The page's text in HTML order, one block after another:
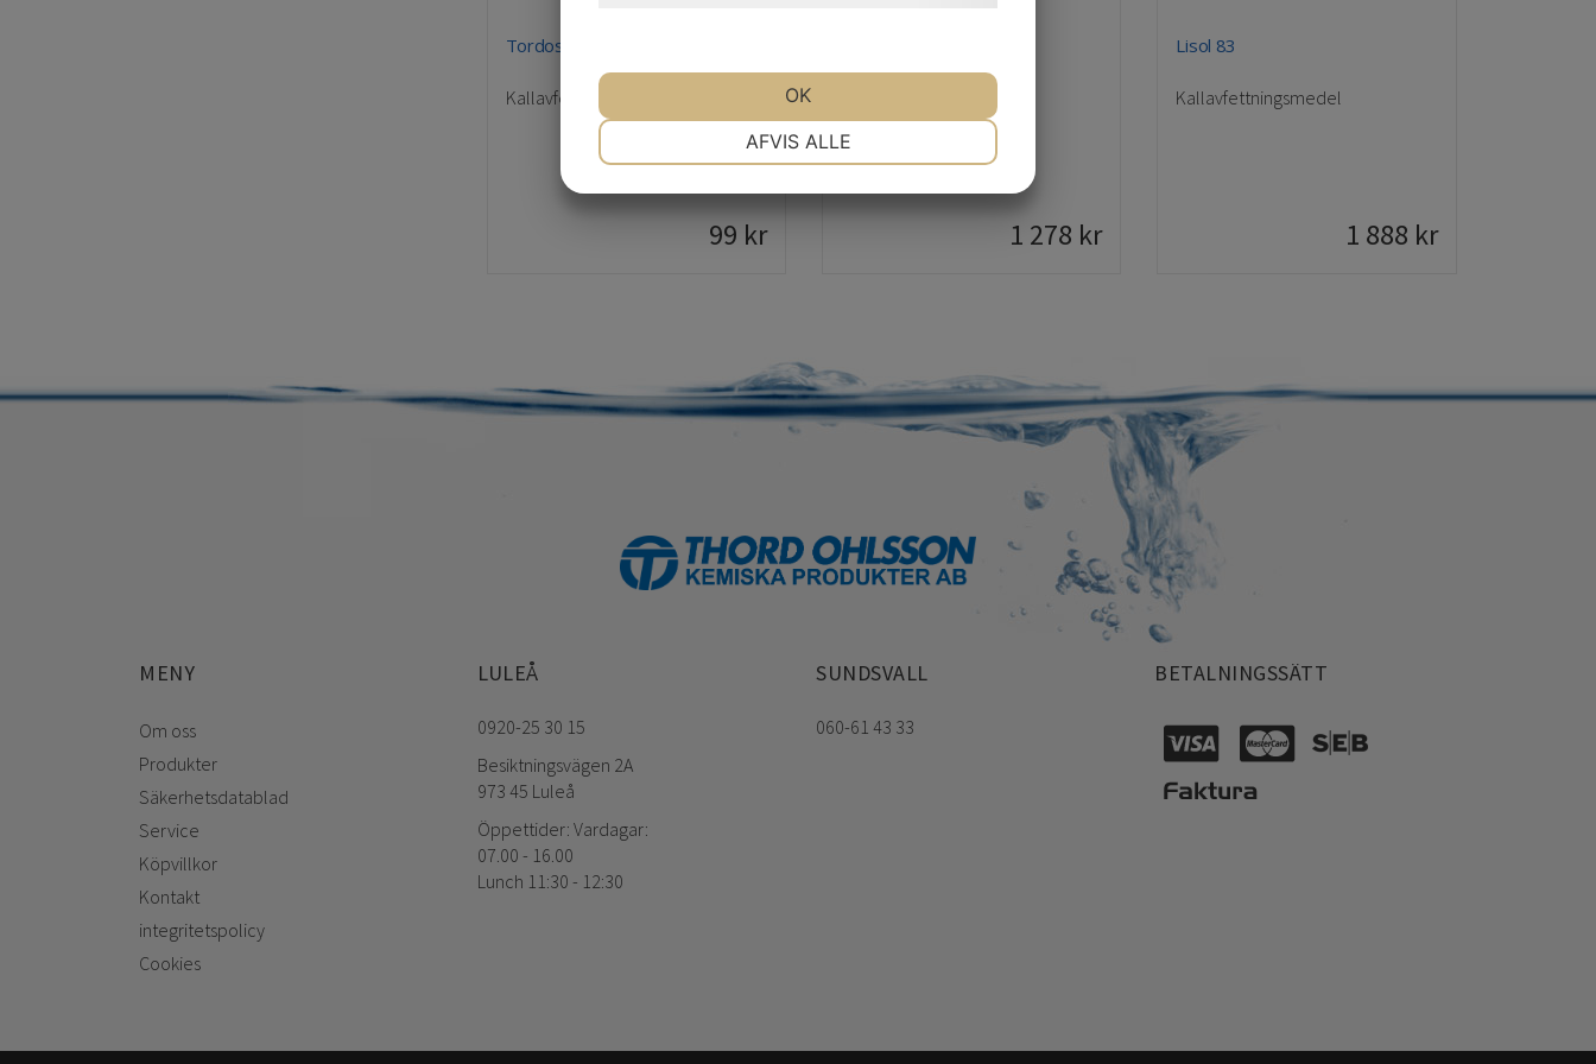
Tordosol 1 lit Spray
Kallavfettningsmedel
99 kr 1 278 kr
Lisol 83
Kallavfettningsmedel
1 888 kr
MENY
Om oss
Produkter
Säkerhetsdatablad
Service
Köpvillkor
Kontakt
integritetspolicy
Cookies
LULEÅ
0920-25 30 15
Besiktningsvägen 2A
973 45 Luleå
Öppettider: Vardagar:
07.00 - 16.00
Lunch 11:30 - 12:30
SUNDSVALL
060-61 43 33
BETALNINGSSÄTT
AFVIS ALLE
OK